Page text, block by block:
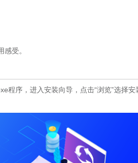
受。
程序，进入安装向导，点击“浏览”选择